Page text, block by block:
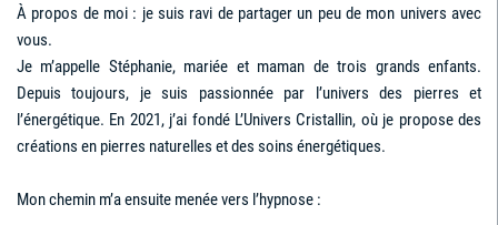
À propos de moi : je suis ravi de partager un peu de mon univers avec
vous.
Je m’appelle Stéphanie, mariée et maman de trois grands enfants.
Depuis toujours, je suis passionnée par l’univers des pierres et
l’énergétique. En 2021, j’ai fondé L’Univers Cristallin, où je propose des
créations en pierres naturelles et des soins énergétiques.
Mon chemin m’a ensuite menée vers l’hypnose :